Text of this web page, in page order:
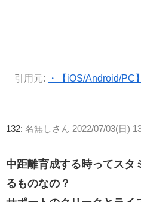
引用元:
・【iOS/Android/PC
132: 名無しさん 2022/07/03(日)
中距離育成する時ってスタ
るものなの？